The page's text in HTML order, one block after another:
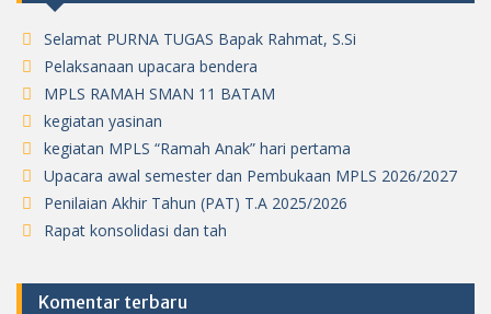
Selamat PURNA TUGAS Bapak Rahmat, S.Si
Pelaksanaan upacara bendera
MPLS RAMAH SMAN 11 BATAM
kegiatan yasinan
kegiatan MPLS “Ramah Anak” hari pertama
Upacara awal semester dan Pembukaan MPLS 2026/2027
Penilaian Akhir Tahun (PAT) T.A 2025/2026
Rapat konsolidasi dan tah
Komentar terbaru